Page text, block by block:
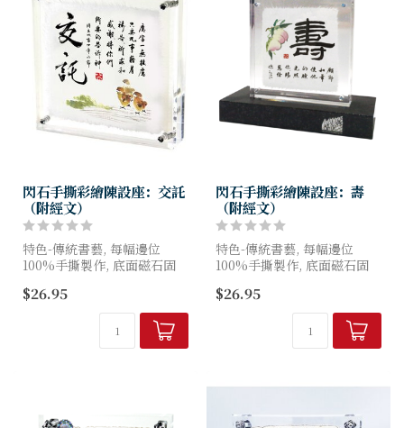
閃石手撕彩繪陳設座：交託
（附經文）
特色-傳統書藝, 每幅邊位
100%手撕製作, 底面磁石固
$26.95
閃石手撕彩繪陳設座：壽
（附經文）
特色-傳統書藝, 每幅邊位
100%手撕製作, 底面磁石固
$26.95